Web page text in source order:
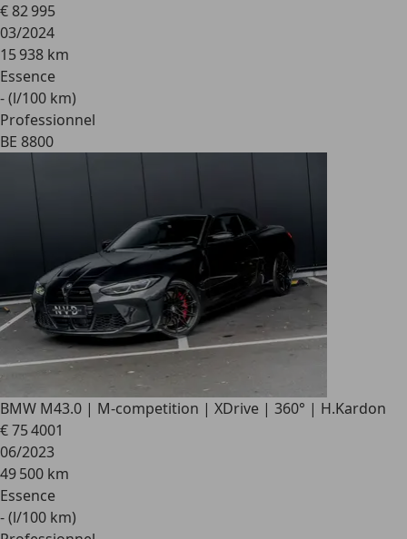
€ 82 995
03/2024
15 938 km
Essence
- (l/100 km)
Professionnel
BE 8800
BMW M43.0 | M-competition | XDrive | 360° | H.Kardon
€ 75 4001
06/2023
49 500 km
Essence
- (l/100 km)